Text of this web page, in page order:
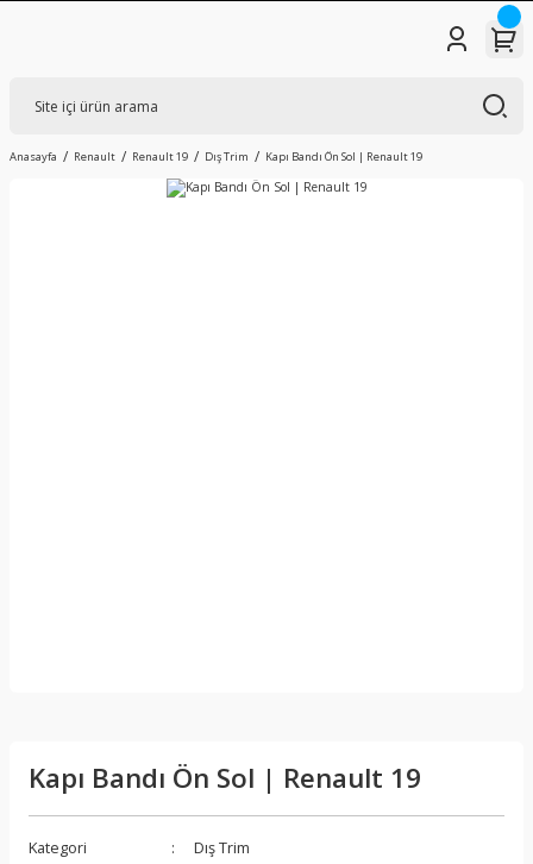
Anasayfa Renault Renault 19 Dış Trim Kapı Bandı Ön Sol | Renault 19
Kapı Bandı Ön Sol | Renault 19
Kategori
Dış Trim